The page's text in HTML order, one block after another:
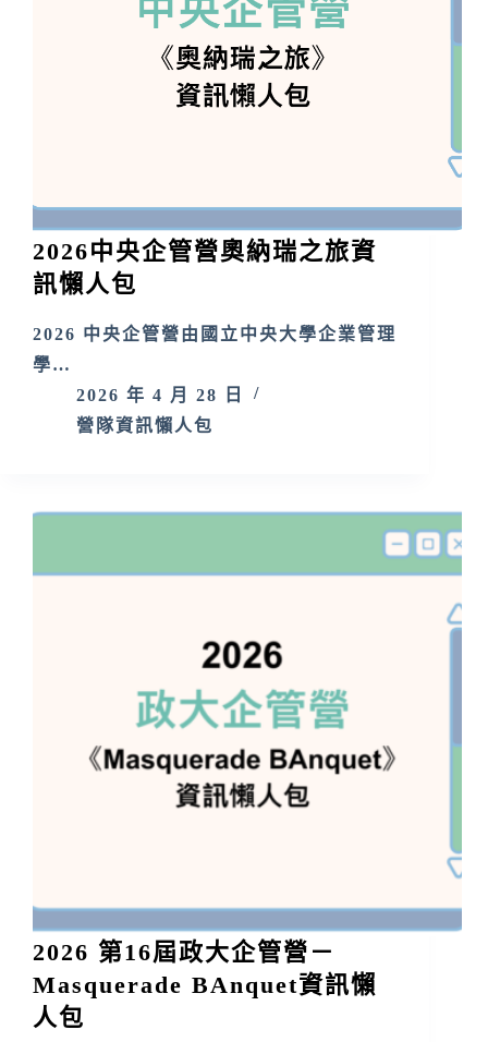
2026中央企管營奧納瑞之旅資
訊懶人包
2026 中央企管營由國立中央大學企業管理
學…
2026 年 4 月 28 日
營隊資訊懶人包
2026 第16屆政大企管營－
Masquerade BAnquet資訊懶
人包